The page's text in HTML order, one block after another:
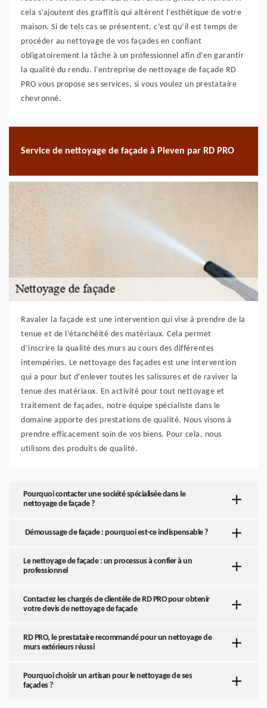
cela s’ajoutent des graffitis qui altèrent l’esthétique de votre
maison. Si de tels cas se présentent, c’est qu’il est temps de
procéder au nettoyage de vos façades en confiant
obligatoirement la tâche à un professionnel afin d’en garantir
la qualité du rendu. l’entreprise de nettoyage de façade RD
PRO vous propose ses services, si vous voulez un prestataire
chevronné.
Service de nettoyage de façade à Pleven par RD PRO
Ravaler la façade est une intervention qui vise à prendre de la
tenue et de l’étanchéité des matériaux. Cela permet
d’inscrire la qualité des murs au cours des différentes
intempéries. Le nettoyage des façades est une intervention
qui a pour but d’enlever toutes les salissures et de raviver la
tenue des matériaux. En activité pour tout nettoyage et
traitement de façades, notre équipe spécialiste dans le
domaine apporte des prestations de qualité. Nous visons à
prendre efficacement soin de vos biens. Pour cela, nous
utilisons des produits de qualité.
Pourquoi contacter une société spécialisée dans le
nettoyage de façade ?
Démoussage de façade : pourquoi est-ce indispensable ?
Le nettoyage de façade : un processus à confier à un
professionnel
Contactez les chargés de clientèle de RD PRO pour obtenir
votre devis de nettoyage de façade
RD PRO, le prestataire recommandé pour un nettoyage de
murs extérieurs réussi
Pourquoi choisir un artisan pour le nettoyage de ses
façades ?